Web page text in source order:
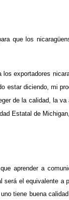
que los
exportadores
estar diciendo, mi
de la calidad, la
Estatal de
aprender a
el equivalente a
tiene buena